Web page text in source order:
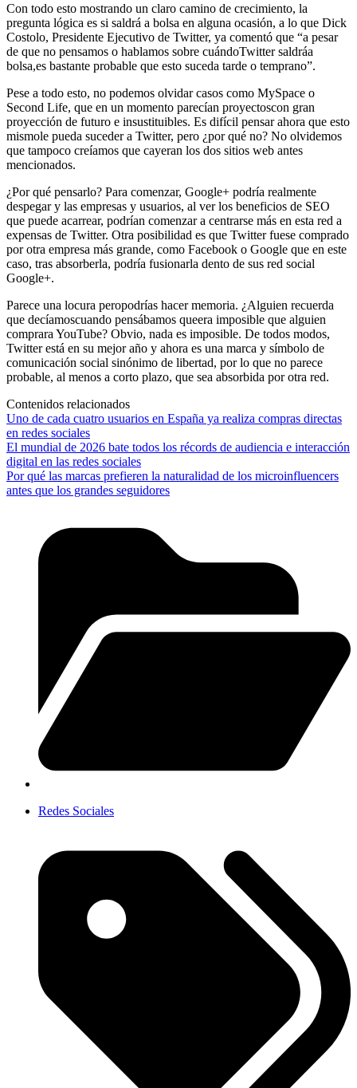
Con todo esto mostrando un claro camino de crecimiento, la
pregunta lógica es si saldrá a bolsa en alguna ocasión, a lo que Dick
Costolo, Presidente Ejecutivo de Twitter, ya comentó que “a pesar
de que no pensamos o hablamos sobre cuándoTwitter saldráa
bolsa,es bastante probable que esto suceda tarde o temprano”.
Pese a todo esto, no podemos olvidar casos como MySpace o
Second Life, que en un momento parecían proyectoscon gran
proyección de futuro e insustituibles. Es difícil pensar ahora que esto
mismole pueda suceder a Twitter, pero ¿por qué no? No olvidemos
que tampoco creíamos que cayeran los dos sitios web antes
mencionados.
¿Por qué pensarlo? Para comenzar, Google+ podría realmente
despegar y las empresas y usuarios, al ver los beneficios de SEO
que puede acarrear, podrían comenzar a centrarse más en esta red a
expensas de Twitter. Otra posibilidad es que Twitter fuese comprado
por otra empresa más grande, como Facebook o Google que en este
caso, tras absorberla, podría fusionarla dento de sus red social
Google+.
Parece una locura peropodrías hacer memoria. ¿Alguien recuerda
que decíamoscuando pensábamos queera imposible que alguien
comprara YouTube? Obvio, nada es imposible. De todos modos,
Twitter está en su mejor año y ahora es una marca y símbolo de
comunicación social sinónimo de libertad, por lo que no parece
probable, al menos a corto plazo, que sea absorbida por otra red.
Contenidos relacionados
Uno de cada cuatro usuarios en España ya realiza compras directas
en redes sociales
El mundial de 2026 bate todos los récords de audiencia e interacción
digital en las redes sociales
Por qué las marcas prefieren la naturalidad de los microinfluencers
antes que los grandes seguidores
Redes Sociales